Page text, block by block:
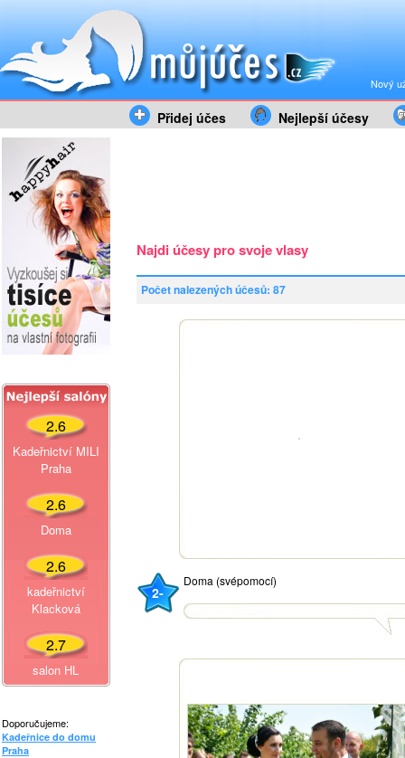
Nový
Přidej účes Nejlepší účesy
2.6
Kadeřnictví MILI
Praha
2.6
Doma
2.6
kadeřnictví
Klacková
2.7
salon HL
Doporučujeme:
Kadeřnice do domu
Praha
Najdi účesy pro svoje vlasy
Počet nalezených účesů: 87
2-
Doma (svépomocí)